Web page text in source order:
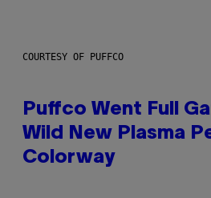
COURTESY OF PUFFCO
Puffco Went Full
Wild New Plasma
Colorway